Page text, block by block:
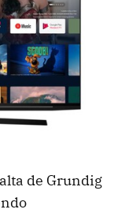
de Grundig